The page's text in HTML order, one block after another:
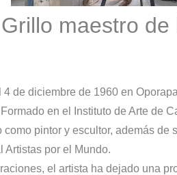
maestro de
de diciembre de 1960 en
en el Instituto de Arte de
pintor y escultor, además de
Artistas por el Mundo.
el artista ha dejado una